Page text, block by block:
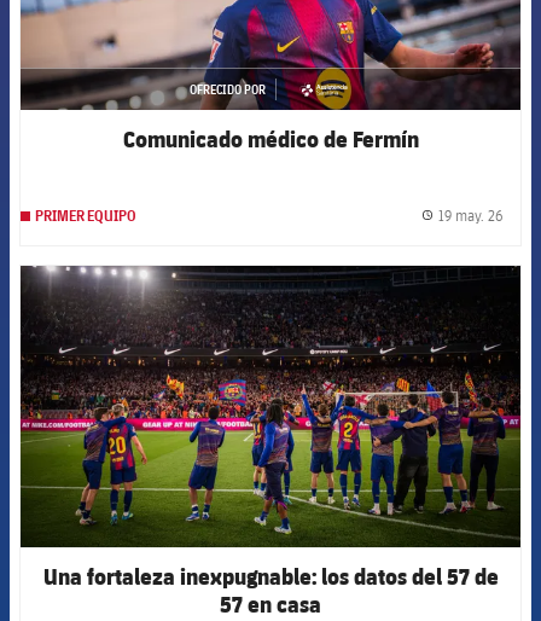
OFRECIDO POR
asistencia
Comunicado médico de Fermín
PRIMER EQUIPO 19 may. 26
FCB Barcelona badge
Una fortaleza inexpugnable: los datos del 57 de
57 en casa